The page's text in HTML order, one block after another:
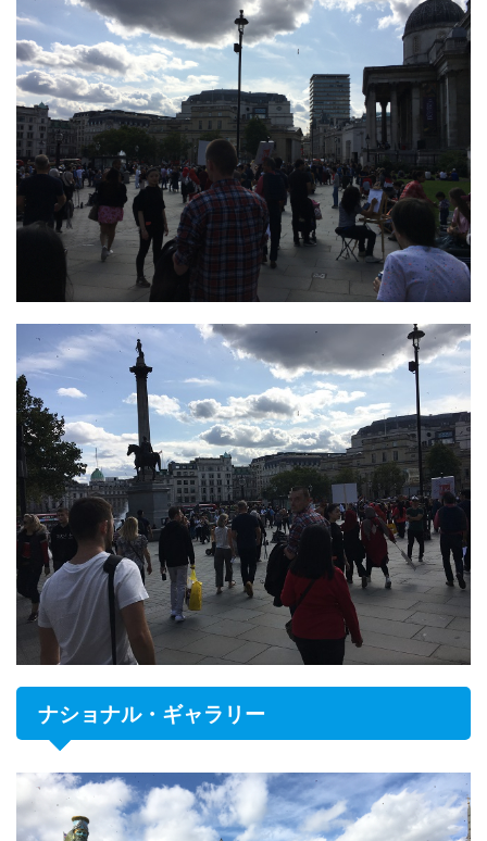
ナショナル・ギャラリー